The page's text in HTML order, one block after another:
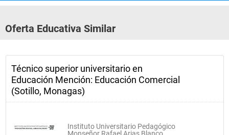
Oferta Educativa Similar
Técnico superior universitario en
Educación Mención: Educación Comercial
(Sotillo, Monagas)
Instituto Universitario Pedagógico